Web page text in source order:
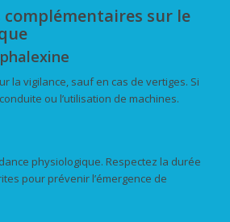
sur le
la vigilance, sauf en cas de vertiges. Si
ou l’utilisation de machines.
physiologique. Respectez la durée
pour prévenir l’émergence de